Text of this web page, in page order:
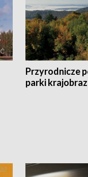
Przyrodnicze
parki